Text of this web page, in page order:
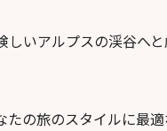
いアルプスの渓谷へ
の旅のスタイルに最適